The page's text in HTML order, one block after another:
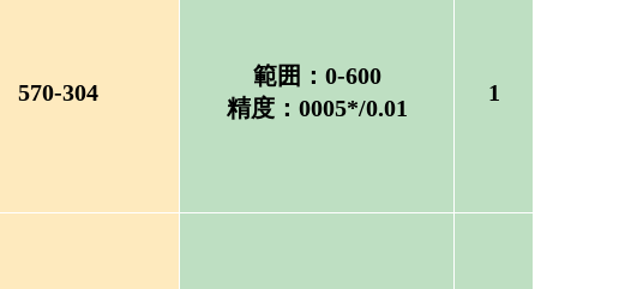
570-304
範囲：0-600
精度：0005*/0.01
1